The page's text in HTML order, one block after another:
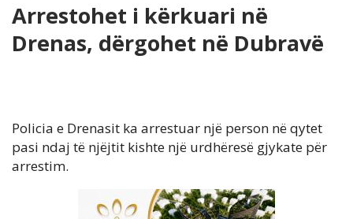
Arrestohet i kërkuari në
Drenas, dërgohet në Dubravë
Policia e Drenasit ka arrestuar një person në qytet
pasi ndaj të njëjtit kishte një urdhëresë gjykate për
arrestim.